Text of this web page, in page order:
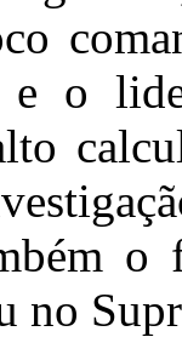
e o
no